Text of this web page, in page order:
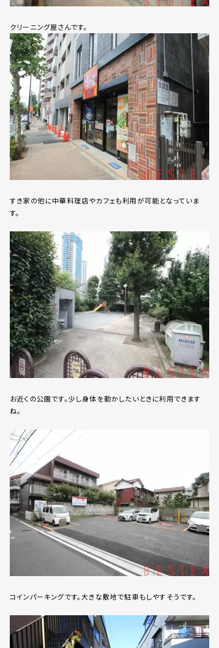
クリーニング屋さんです。
すき家の他に中華料理店やカフェも利用が可能となっていま
す。
お近くの公園です。少し身体を動かしたいときに利用できます
ね。
コインパーキングです。大きな敷地で駐車もしやすそうです。